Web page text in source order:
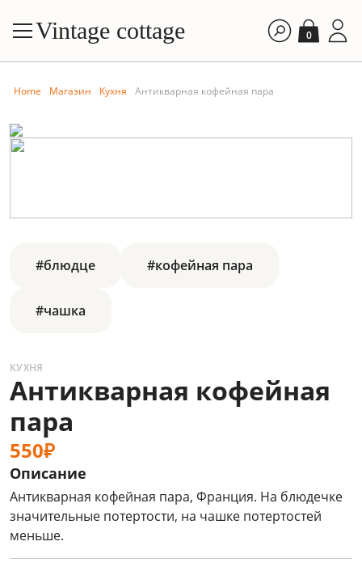
Vintage cottage 0
Home Магазин Кухня Антикварная кофейная пара
#блюдце #кофейная пара
#чашка
КУХНЯ
Антикварная кофейная
пара
550₽
Описание
Антикварная кофейная пара, Франция. На блюдечке
значительные потертости, на чашке потертостей
меньше.